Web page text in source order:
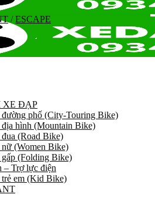
XE ĐẠP
đường phố (City-Touring Bike)
địa hình (Mountain Bike)
đua (Road Bike)
nữ (Women Bike)
gấp (Folding Bike)
– Trợ lực điện
trẻ em (Kid Bike)
/ ESCAPE